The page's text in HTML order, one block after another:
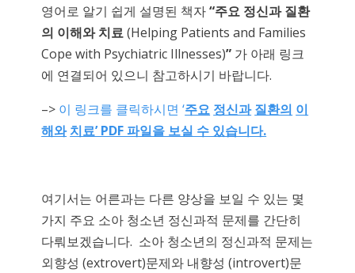
영어로 알기 쉽게 설명된 책자“주요 정신과 질환
의 이해와 치료(Helping Patients and Families
Cope with Psychiatric Illnesses)” 가 아래 링크
에 연결되어 있으니 참고하시기 바랍니다.
–> 이 링크를 클릭하시면 ‘주요 정신과 질환의 이
해와 치료’ PDF 파일을 보실 수 있습니다.
여기서는 어른과는 다른 양상을 보일 수 있는 몇
가지 주요 소아 청소년 정신과적 문제를 간단히
다뤄보겠습니다. 소아 청소년의 정신과적 문제는
외향성 (extrovert)문제와 내향성 (introvert)문